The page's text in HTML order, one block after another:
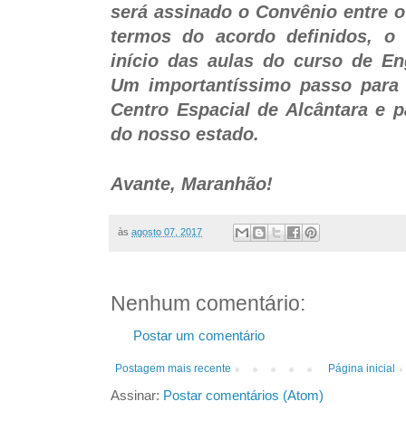
será assinado o Convênio entre
termos do acordo definidos,
início das aulas do curso de
Um importantíssimo passo
Centro Espacial de Alcântara e
do nosso estado.
Avante, Maranhão!
às agosto 07, 2017
Nenhum comentário:
Postar um comentário
Postagem mais recente Página inicial
Assinar: Postar comentários (Atom)